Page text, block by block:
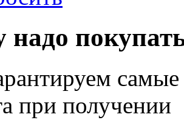
надо
при получении